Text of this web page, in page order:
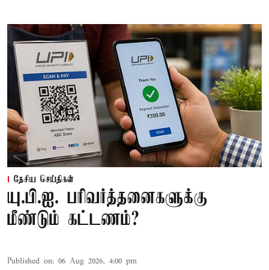
தேசிய செய்திகள்
யு.பி.ஐ. பரிவர்த்தனைகளுக்கு
மீண்டும் கட்டணம்?
Published on: 06 Aug 2026, 4:00 pm